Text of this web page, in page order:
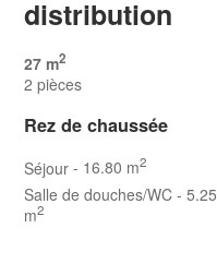
distribution
27 m2
2 pièces
Rez de chaussée
Séjour- 16.80 m2
Salle de douches/WC- 5.25
m2